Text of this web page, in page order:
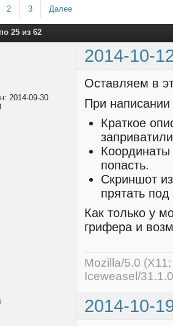
2 3 Далее
25 из 62
2014-10-
2014-09-30
Оставляем в
При
Краткое
попасть.
Скриншот
прятать
Как только у
грифера и
Mozilla/5.0
Iceweasel/
2014-10-